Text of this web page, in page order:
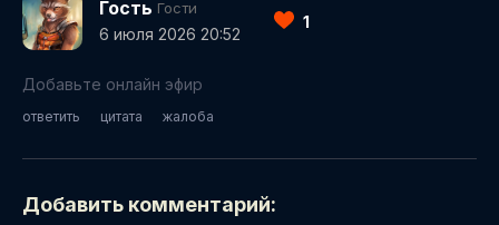
Гость Гости
6 июля 2026 20:52
1
Добавьте онлайн эфир
ответить цитата жалоба
Добавить комментарий: